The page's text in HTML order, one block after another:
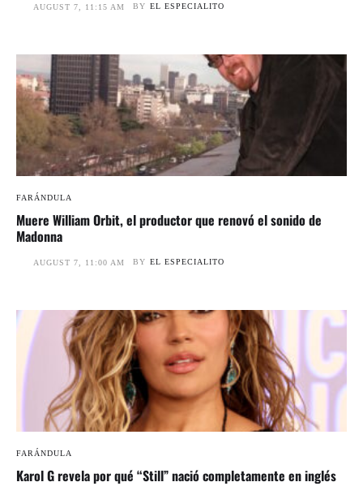
AUGUST 7, 11:15 AM BY EL ESPECIALITO
FARÁNDULA
Muere William Orbit, el productor que renovó el sonido de
Madonna
AUGUST 7, 11:00 AM BY EL ESPECIALITO
FARÁNDULA
Karol G revela por qué “Still” nació completamente en inglés